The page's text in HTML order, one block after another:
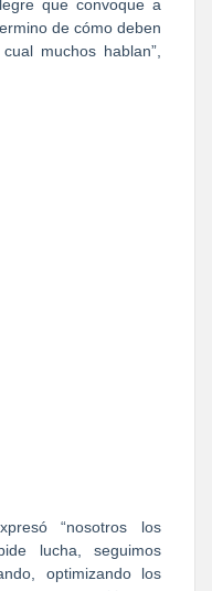
que convoque a
de cómo deben
muchos hablan”,
“nosotros los
lucha, seguimos
optimizando los